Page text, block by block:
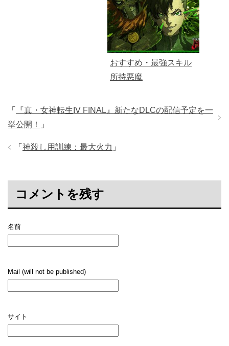
おすすめ・最強スキル
所持悪魔
「
『真・女神転生IV FINAL』新たなDLCの配信予定を一
挙公開！
」
「 神殺し用訓練：最大火力 」
コメントを残す
名前
Mail (will not be published)
サイト